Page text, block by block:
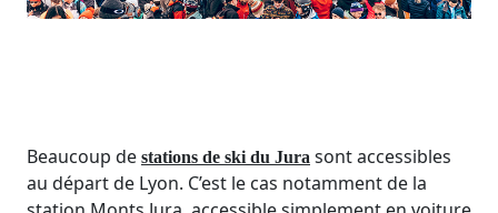
Beaucoup de stations de ski du Jura sont accessibles
au départ de Lyon. C’est le cas notamment de la